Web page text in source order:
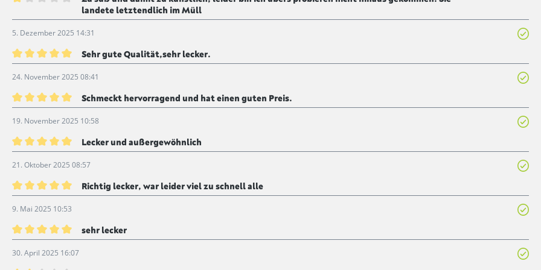
Bewertung mit 1 von 5 Sternenlandete letztendlich im Müll
5. Dezember 2025 14:31
Bewertung mit 5 von 5 Sternen
Sehr gute Qualität,sehr lecker.
24. November 2025 08:41
Bewertung mit 5 von 5 Sternen
Schmeckt hervorragend und hat einen guten Preis.
19. November 2025 10:58
Bewertung mit 5 von 5 Sternen
Lecker und außergewöhnlich
21. Oktober 2025 08:57
Bewertung mit 5 von 5 Sternen
Richtig lecker, war leider viel zu schnell alle
9. Mai 2025 10:53
Bewertung mit 5 von 5 Sternen
sehr lecker
30. April 2025 16:07